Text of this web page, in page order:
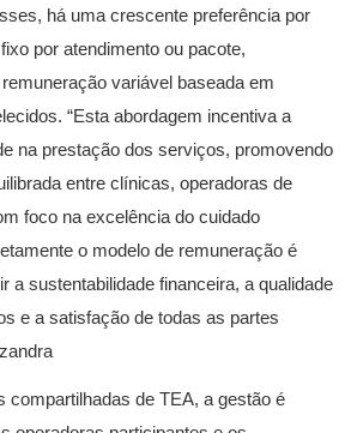
há uma crescente preferência por
por atendimento ou pacote,
variável baseada em
“Esta abordagem incentiva a
na prestação dos serviços, promovendo
entre clínicas, operadoras de
foco na excelência do cuidado
o modelo de remuneração é
a sustentabilidade financeira, a qualidade
e a satisfação de todas as partes
compartilhadas de TEA, a gestão é